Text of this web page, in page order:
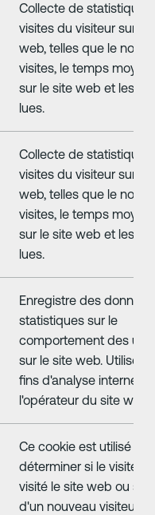
Collecte de statistiques
visites du visiteur sur le
web, telles que le
visites, le temps moyen
sur le site web et les
lues.
Collecte de statistiques
visites du visiteur sur le
web, telles que le
visites, le temps moyen
sur le site web et les
lues.
Enregistre des données
statistiques sur le
comportement des
sur le site web. Utilisé à
fins d'analyse interne
l'opérateur du site web.
Ce cookie est utilisé
déterminer si le visiteur
visité le site web ou s'il
d'un nouveau visiteur.